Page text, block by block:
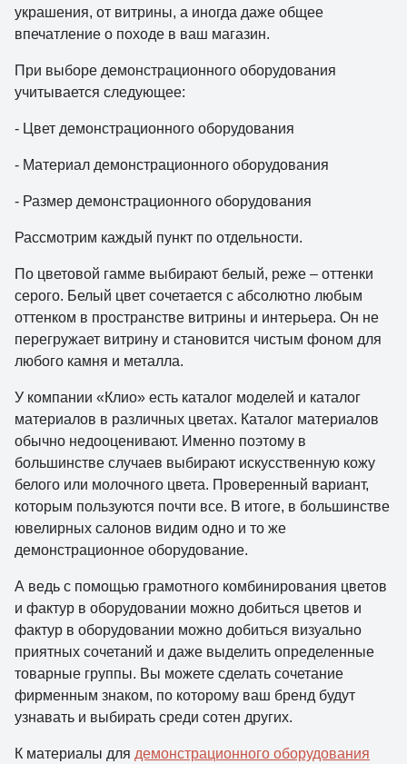
украшения, от витрины, а иногда даже общее
впечатление о походе в ваш магазин.
При выборе демонстрационного оборудования
учитывается следующее:
- Цвет демонстрационного оборудования
- Материал демонстрационного оборудования
- Размер демонстрационного оборудования
Рассмотрим каждый пункт по отдельности.
По цветовой гамме выбирают белый, реже – оттенки
серого. Белый цвет сочетается с абсолютно любым
оттенком в пространстве витрины и интерьера. Он не
перегружает витрину и становится чистым фоном для
любого камня и металла.
У компании «Клио» есть каталог моделей и каталог
материалов в различных цветах. Каталог материалов
обычно недооценивают. Именно поэтому в
большинстве случаев выбирают искусственную кожу
белого или молочного цвета. Проверенный вариант,
которым пользуются почти все. В итоге, в большинстве
ювелирных салонов видим одно и то же
демонстрационное оборудование.
А ведь с помощью грамотного комбинирования цветов
и фактур в оборудовании можно добиться цветов и
фактур в оборудовании можно добиться визуально
приятных сочетаний и даже выделить определенные
товарные группы. Вы можете сделать сочетание
фирменным знаком, по которому ваш бренд будут
узнавать и выбирать среди сотен других.
К материалы для демонстрационного оборудования